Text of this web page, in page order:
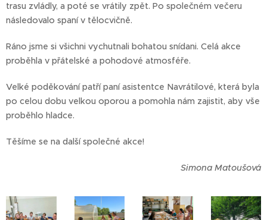
trasu zvládly, a poté se vrátily zpět. Po společném večeru
následovalo spaní v tělocvičně.
Ráno jsme si všichni vychutnali bohatou snídani. Celá akce
proběhla v přátelské a pohodové atmosféře.
Velké poděkování patří paní asistentce Navrátilové, která byla
po celou dobu velkou oporou a pomohla nám zajistit, aby vše
proběhlo hladce.
Těšíme se na další společné akce!
Simona Matoušová